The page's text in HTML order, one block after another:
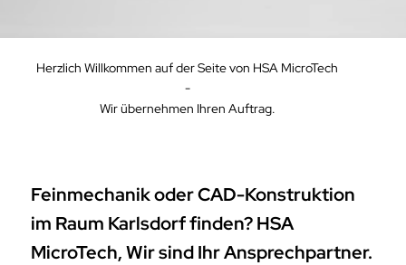
Herzlich Willkommen auf der Seite von HSA MicroTech
-
Wir übernehmen Ihren Auftrag.
Feinmechanik oder CAD-Konstruktion
im Raum Karlsdorf finden? HSA
MicroTech, Wir sind Ihr Ansprechpartner.